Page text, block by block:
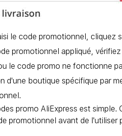
le code promotionnel, cliquez
promotionnel appliqué,
le code promo ne fonctionne
d'une boutique spécifique par
promo AliExpress est
promotionnel avant de